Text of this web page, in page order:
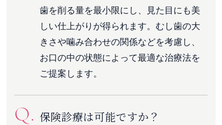
歯を削る量を最小限にし、見た目にも美
しい仕上がりが得られます。むし歯の大
きさや噛み合わせの関係などを考慮し、
お口の中の状態によって最適な治療法を
ご提案します。
Q. 保険診療は可能ですか？